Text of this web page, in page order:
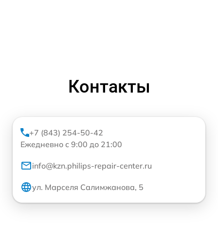
Контакты
+7 (843) 254-50-42
Ежедневно с 9:00 до 21:00
info@kzn.philips-repair-center.ru
ул. Марселя Салимжанова, 5